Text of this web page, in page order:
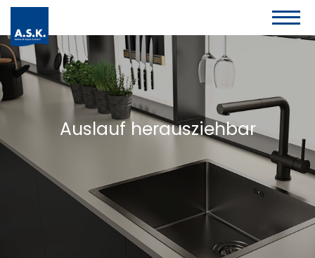
Auslauf herausziehbar